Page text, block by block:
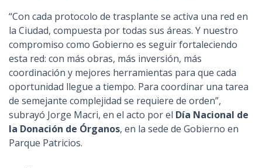
“Con cada protocolo de trasplante se activa una red en
la Ciudad, compuesta por todas sus áreas. Y nuestro
compromiso como Gobierno es seguir fortaleciendo
esta red: con más obras, más inversión, más
coordinación y mejores herramientas para que cada
oportunidad llegue a tiempo. Para coordinar una tarea
de semejante complejidad se requiere de orden”,
subrayó Jorge Macri, en el acto por el Día Nacional de
la Donación de Órganos, en la sede de Gobierno en
Parque Patricios.